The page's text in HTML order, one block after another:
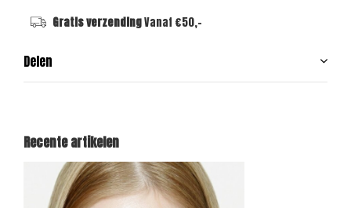
Gratis verzendingVanaf €50,-
Delen
Recente artikelen